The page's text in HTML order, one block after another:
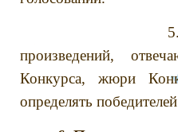
5.8 В
произведений,
Конкурса, жюри
определять